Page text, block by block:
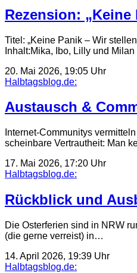
Rezension:
Titel: „Keine Panik – Wir
Inhalt:Mika, Ibo, Lilly und
20. Mai 2026, 19:05 Uhr
Halbtagsblog.de:
Austausch &
Internet-Communitys
scheinbare Vertrautheit: Man
17. Mai 2026, 17:20 Uhr
Halbtagsblog.de:
Rückblick und
Die Osterferien sind in NRW
(die gerne verreist) in…
14. April 2026, 19:39 Uhr
Halbtagsblog.de: